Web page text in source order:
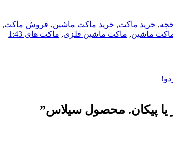
, خرید ماکت, خرید ماکت ماشین, فروش ماکت,
ماشین, ماکت ماشین فلزی, ماکت های 1:43
یا پیکان. محصول سیلاس”